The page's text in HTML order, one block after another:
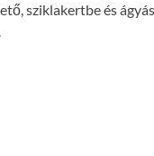
sziklakertbe és